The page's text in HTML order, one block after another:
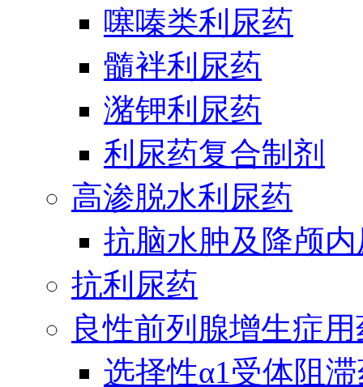
噻嗪类利尿药
髓袢利尿药
潴钾利尿药
利尿药复合制剂
高渗脱水利尿药
抗脑水肿及降颅
抗利尿药
良性前列腺增生症
选择性α1受体阻